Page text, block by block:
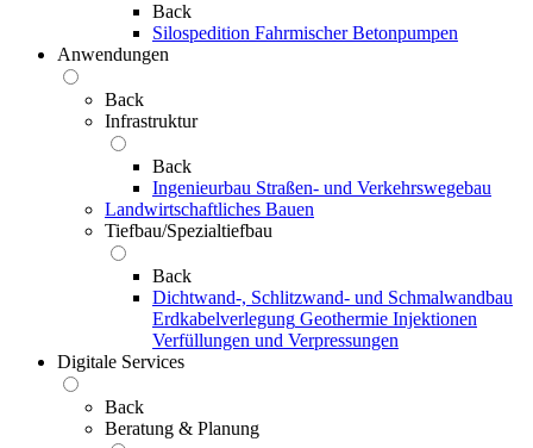
Back
Silospedition Fahrmischer Betonpumpen
Anwendungen
Back
Infrastruktur
Back
Ingenieurbau Straßen- und Verkehrswegebau
Landwirtschaftliches Bauen
Tiefbau/Spezialtiefbau
Back
Dichtwand-, Schlitzwand- und Schmalwandbau
Erdkabelverlegung Geothermie Injektionen
Verfüllungen und Verpressungen
Digitale Services
Back
Beratung & Planung